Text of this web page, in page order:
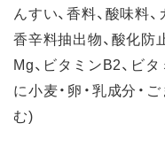
んすい、香料、酸味料
香辛料抽出物、酸化防
Mg、ビタミンB2、ビ
に小麦・卵・乳成分・
む)